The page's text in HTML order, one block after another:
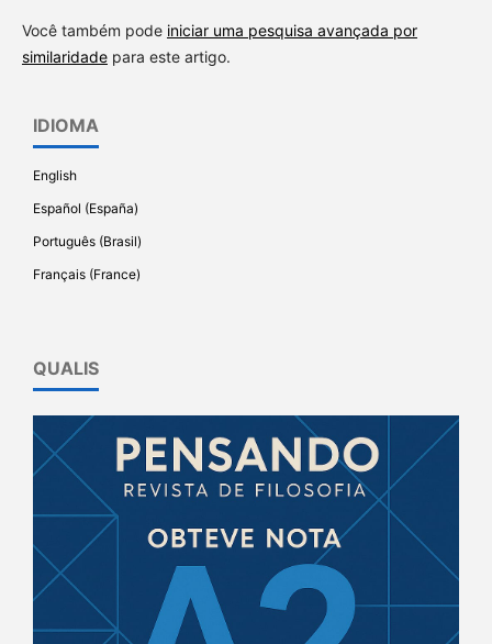
Você também pode iniciar uma pesquisa avançada por
similaridadepara este artigo.
IDIOMA
English
Español (España)
Português (Brasil)
Français (France)
QUALIS